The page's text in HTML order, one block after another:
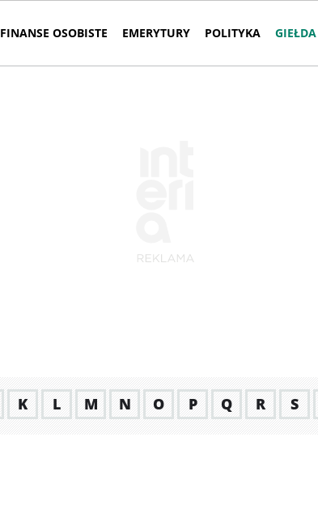
FINANSE OSOBISTE EMERYTURY POLITYKA GIEŁDA
K L M N O P Q R S